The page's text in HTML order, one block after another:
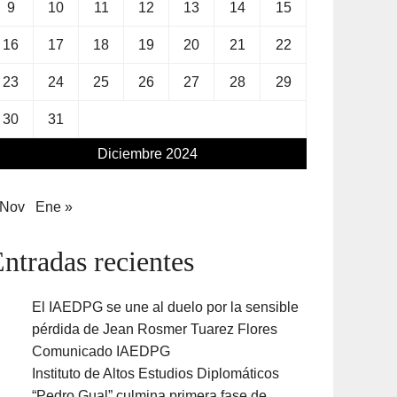
Diciembre 2024
9 10 11 12 13 14 15
16 17 18 19 20 21 22
23 24 25 26 27 28 29
30 31
Ene »
recientes
El IAEDPG se une al duelo por la sensible
pérdida de Jean Rosmer Tuarez Flores
Comunicado IAEDPG
Instituto de Altos Estudios Diplomáticos